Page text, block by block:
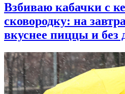
Взбиваю кабачки с
сковородку: на
вкуснее пиццы и без